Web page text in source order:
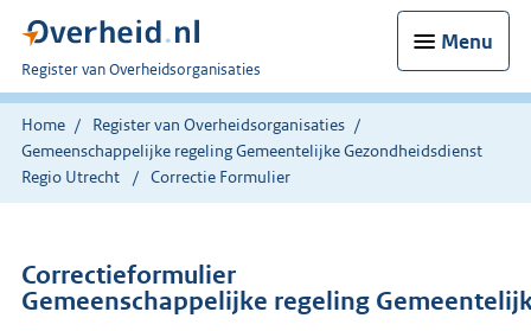
Menu
U
bent
nu
hier:
Register van Overheidsorganisaties
Home
Register van Overheidsorganisaties
Gemeenschappelijke regeling Gemeentelijke Gezondheidsdienst
Regio Utrecht
Correctie Formulier
Correctieformulier
Gemeenschappelijke regeling